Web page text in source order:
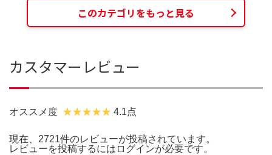
このカテゴリをもっと見る
カスタマーレビュー
オススメ度 4.1点
現在、2721件のレビューが投稿されています。
レビューを投稿するには ログインが必要です。